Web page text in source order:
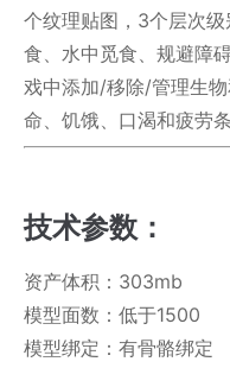
个纹理贴图，3个层次
食、水中觅食、规避障
戏中添加/移除/管理生
命、饥饿、口渴和疲劳条
技术参数：
资产体积：303mb
模型面数：低于1500
模型绑定：有骨骼绑定